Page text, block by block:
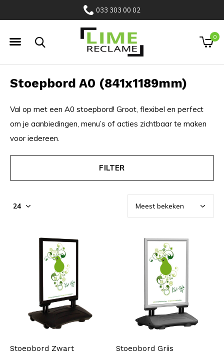
033 303 00 02
0
Stoepbord A0 (841x1189mm)
Val op met een A0 stoepbord! Groot, flexibel en perfect
om je aanbiedingen, menu’s of acties zichtbaar te maken
voor iedereen.
FILTER
Stoepbord Zwart
Stoepbord Grijs